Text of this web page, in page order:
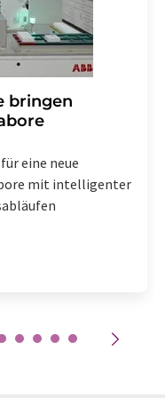
bringen
eine neue
mit intelligenter